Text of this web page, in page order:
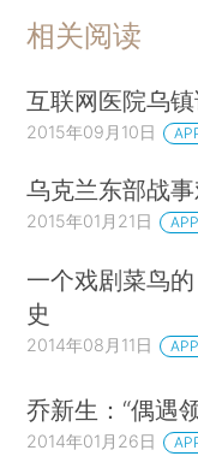
相关阅读
互联网医院乌
2015年09月10日
乌克兰东部战
2015年01月21日
一个戏剧菜鸟
史
2014年08月11日
乔新生：“偶遇
2014年01月26日